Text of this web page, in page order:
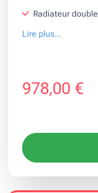
Radiateur
Lire plus...
978,00 €